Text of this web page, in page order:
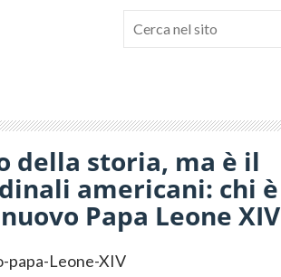
della storia, ma è il
americani: chi è
Papa Leone XIV